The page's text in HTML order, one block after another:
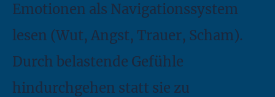
Emotionen als Navigationssystem
lesen (Wut, Angst, Trauer, Scham).
Durch belastende Gefühle
hindurchgehen statt sie zu